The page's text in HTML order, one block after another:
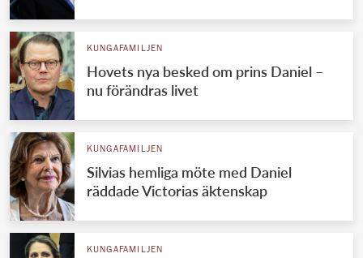
KUNGAFAMILJEN
Hovets nya besked om prins Daniel –
nu förändras livet
KUNGAFAMILJEN
Silvias hemliga möte med Daniel
räddade Victorias äktenskap
KUNGAFAMILJEN